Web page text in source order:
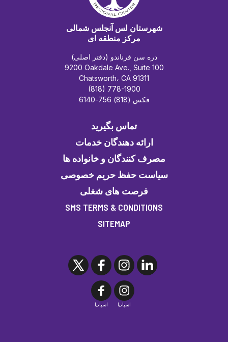
شهرستان لس آنجلس شمالی
مرکز منطقه ای
دره سن فرناندو (دفتر اصلی)
9200 Oakdale Ave., Suite 100
Chatsworth، CA 91311
(818) 778-1900
فکس (818) 756-6140
تماس بگیرید
ارائه دهندگان خدمات
مصرف کنندگان و خانواده ها
سیاست حفظ حریم خصوصی
فرصت های شغلی
SMS TERMS & CONDITIONS
SITEMAP
اسپانیا اسپانیا